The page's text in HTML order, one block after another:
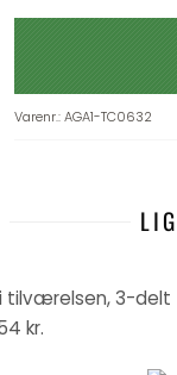
Varenr.:AGA1-TC0632
tilværelsen, 3-delt
kr.